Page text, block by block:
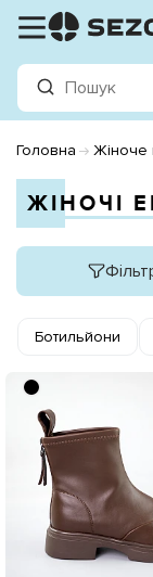
Головна Жіноче
ЖІНОЧІ
Ботильйони